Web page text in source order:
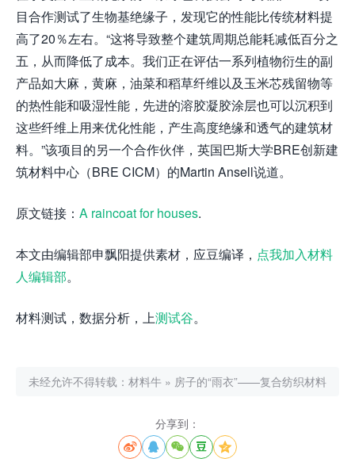
目合作测试了生物基绝缘子，发现它的性能比传统材料提
高了20％左右。“这将导致整个建筑周期总能耗减低百分之
五，从而降低了成本。我们正在评估一系列植物衍生的副
产品如大麻，黄麻，油菜和稻草纤维以及玉米芯残留物等
的热性能和吸湿性能，先进的溶胶凝胶涂层也可以沉积到
这些纤维上用来优化性能，产生高度绝缘和透气的建筑材
料。”该项目的另一个合作伙伴，英国巴斯大学BRE创新建
筑材料中心（BRE CICM）的Martin Ansell说道。
原文链接： A raincoat for houses.
本文由编辑部申飘阳提供素材，应豆编译， 点我加入材料
人编辑部。
材料测试，数据分析，上测试谷。
未经允许不得转载： 材料牛 » 房子的“雨衣”——复合纺织材料
分享到：
    